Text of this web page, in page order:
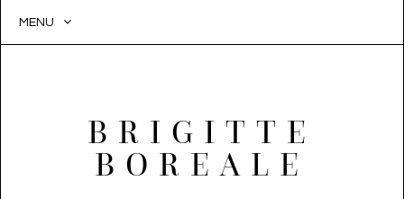
MENU
BRIGITTE
BOREALE